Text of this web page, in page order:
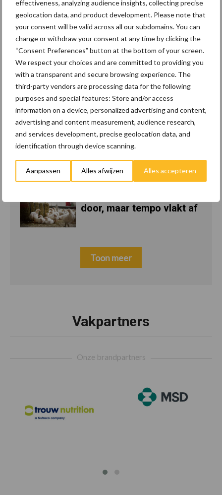
effectiveness, analyzing audience insights, collecting precise
geolocation data, and product development. Please note that
your consent will be valid across all our subdomains. You can
change or withdraw your consent at any time by clicking the
“Consent Preferences” button at the bottom of your screen.
We respect your choices and are committed to providing you
with a transparent and secure browsing experience. The
third-party vendors are processing data for the following
purposes and special features: Store and/or access
information on a device, personalized advertising and content,
advertising and content measurement, audience research,
and services development, precise geolocation data, and
identification through device scanning.
Aanpassen Alles afwijzen Alles accepteren
Recent nieuws Partner nieuws
Belastingdienst publiceert
Landelijke
Landbouwnormen 2025
23 dec
10 praktisch tips om je
voor te bereiden op
mogelijke uitval van het
stroomnet
door, maar tempo vlakt af
Toon meer
Vakpartners
Onze brandpartners